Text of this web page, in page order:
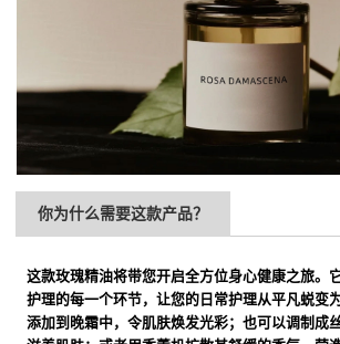
你为什么需要这款产品？
这款玫瑰精油将带您开启全方位身心健康之旅。
护理的每一个环节，让您的日常护理从平凡蜕变
添加到晚霜中，令肌肤焕发光彩；也可以调制成